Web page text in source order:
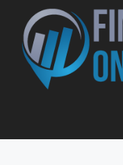
Inhalt
springen